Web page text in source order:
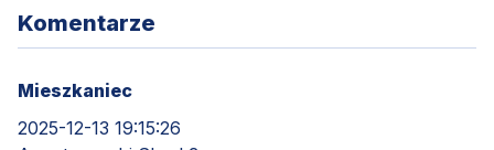
Komentarze
Mieszkaniec
2025-12-13 19:15:26